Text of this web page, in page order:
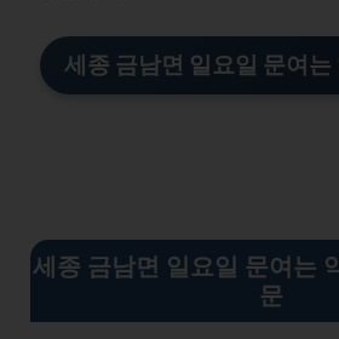
세종 금남면 일요일 문여는
세종 금남면 일요일 문여는
문